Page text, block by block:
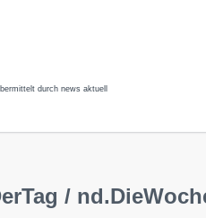
durch news aktuell
/